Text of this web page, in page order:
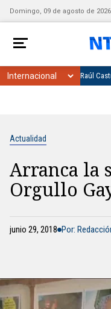
Domingo, 09 de agosto de 2026
Raúl
Actualidad
Arranca la
Orgullo
junio 29, 2018 Por: